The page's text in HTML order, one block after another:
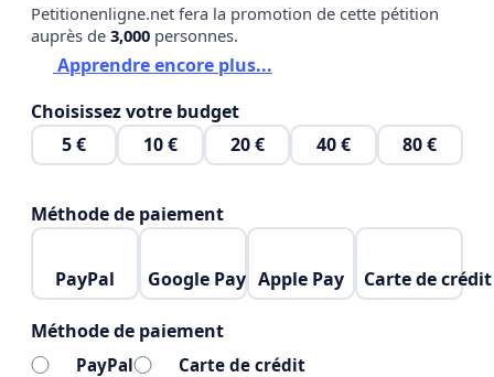
Petitionenligne.net fera la promotion de cette pétition
auprès de 3,000 personnes.
Apprendre encore plus...
Choisissez votre budget
5 €
10 € 20 € 40 € 80 €
Méthode de paiement
PayPal Google Pay Apple Pay Carte de crédit
Méthode de paiement
PayPal Carte de crédit